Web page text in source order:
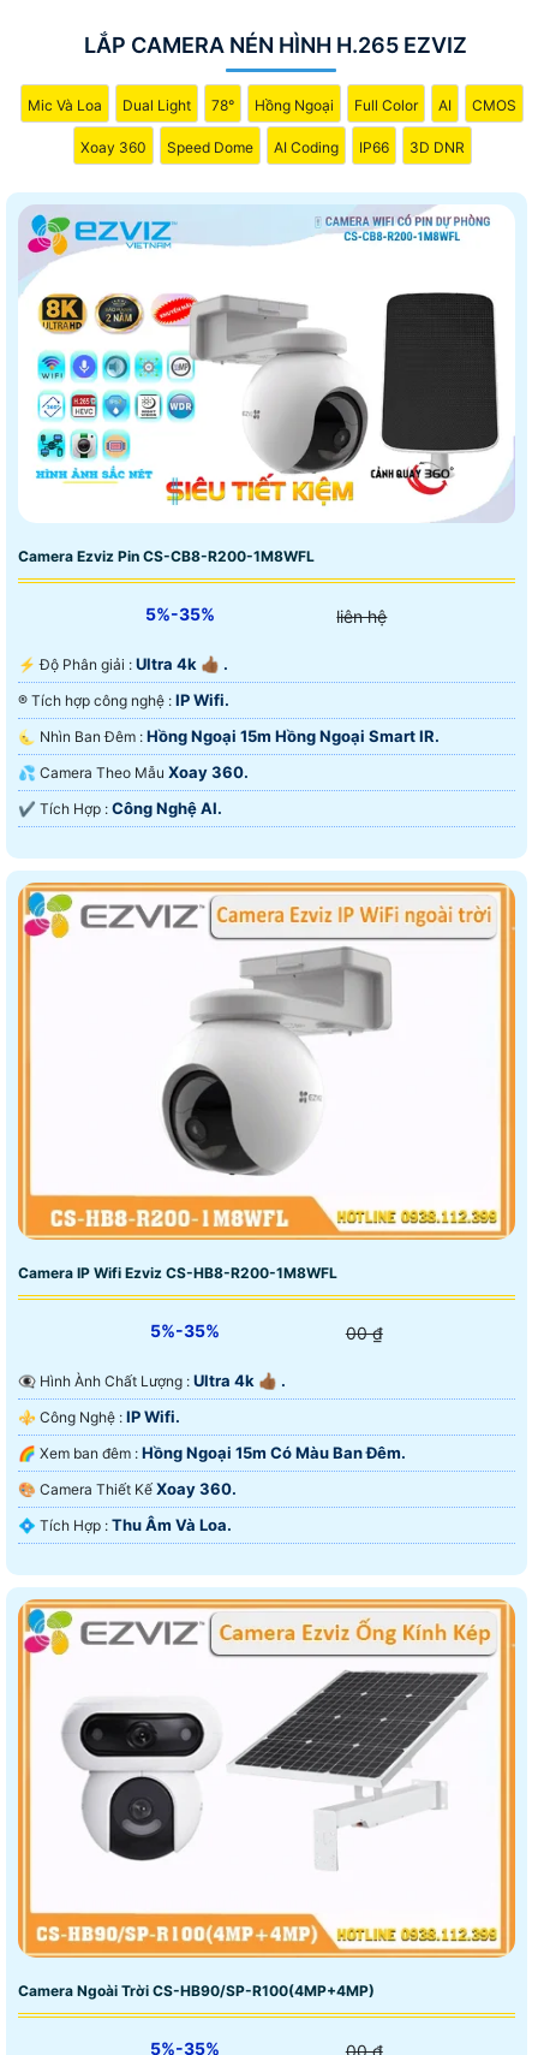
LẮP CAMERA NÉN HÌNH H.265 EZVIZ
Mic Và Loa Dual Light 78° Hồng Ngoại Full Color AI CMOS
Xoay 360 Speed Dome AI Coding IP66 3D DNR
Camera Ezviz Pin CS-CB8-R200-1M8WFL
5%-35% liên hệ
️⚡ Độ Phân giải : Ultra 4k 👍🏾 .
®️ Tích hợp công nghệ : IP Wifi.
🌜 Nhìn Ban Đêm : Hồng Ngoại 15m Hồng Ngoại Smart IR.
💦 Camera Theo Mẫu Xoay 360.
️✔️ Tích Hợp : Công Nghệ AI.
Camera IP Wifi Ezviz CS-HB8-R200-1M8WFL
5%-35% 00 ₫
👁️‍🗨 Hình Ành Chất Lượng : Ultra 4k 👍🏾 .
⚜️ Công Nghệ : IP Wifi.
🌈 Xem ban đêm : Hồng Ngoại 15m Có Màu Ban Ðêm.
🎨 Camera Thiết Kế Xoay 360.
️💠 Tích Hợp : Thu Âm Và Loa.
Camera Ngoài Trời CS-HB90/SP-R100(4MP+4MP)
5%-35%